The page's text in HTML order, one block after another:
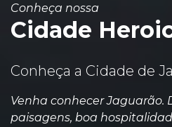
Conheça nossa
Cidade
Conheça a Cidade de
Venha conhecer Jaguarão.
paisagens, boa